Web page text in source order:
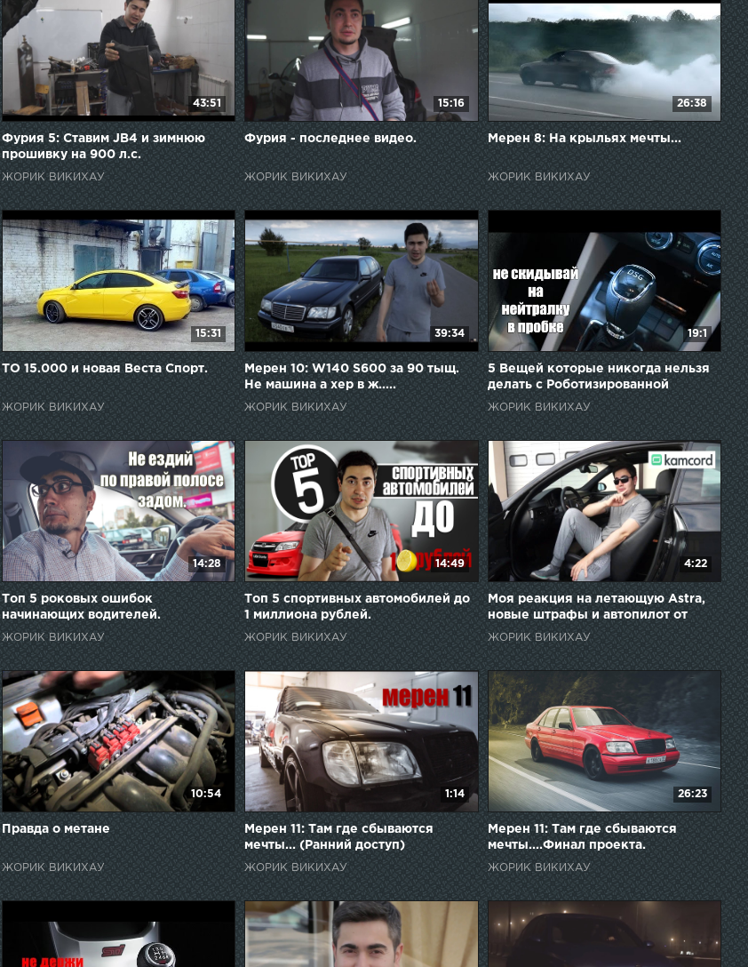
43:51
Фурия 5: Ставим JB4 и зимнюю
прошивку на 900 л.с.
ЖОРИК ВИКИХАУ
15:16
Фурия - последнее видео.
ЖОРИК ВИКИХАУ
26:38
Мерен 8: На крыльях мечты...
ЖОРИК ВИКИХАУ
15:31
ТО 15.000 и новая Веста Спорт.
ЖОРИК ВИКИХАУ
39:34
Мерен 10: W140 S600 за 90 тыщ.
Не машина а хер в ж.....
ЖОРИК ВИКИХАУ
19:1
5 Вещей которые никогда нельзя
делать с Роботизированной
коробкой передач.
ЖОРИК ВИКИХАУ
14:28
Топ 5 роковых ошибок
начинающих водителей.
ЖОРИК ВИКИХАУ
14:49
Топ 5 спортивных автомобилей до
1 миллиона рублей.
ЖОРИК ВИКИХАУ
4:22
Моя реакция на летающую Astra,
новые штрафы и автопилот от
Ford.
ЖОРИК ВИКИХАУ
10:54
Правда о метане
ЖОРИК ВИКИХАУ
1:14
Мерен 11: Там где сбываются
мечты... (Ранний доступ)
ЖОРИК ВИКИХАУ
26:23
Мерен 11: Там где сбываются
мечты....Финал проекта.
ЖОРИК ВИКИХАУ